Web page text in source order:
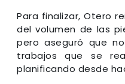
Para finalizar, Otero
del volumen de las
pero aseguró que
trabajos que se
planificando desde